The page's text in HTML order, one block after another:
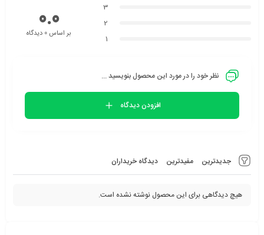
جدیدترین مفیدترین دیدگاه خریداران
هیچ دیدگاهی برای این محصول نوشته نشده است.
3
2
1
0.0بر اساس 0 دیدگاه
نظر خود را در مورد این محصول بنویسید ...
افزودن دیدگاه